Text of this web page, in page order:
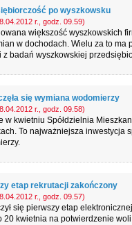
po wyszkowsku
r., godz. 09.59)
większość wyszkowskich
w dochodach. Wielu za to ma
z badań wyszkowskiej
się wymiana wodomierzy
r., godz. 09.58)
w kwietniu Spółdzielnia
To najważniejsza inwestycja
etap rekrutacji zakończony
r., godz. 09.57)
się pierwszy etap
20 kwietnia na potwierdzenie